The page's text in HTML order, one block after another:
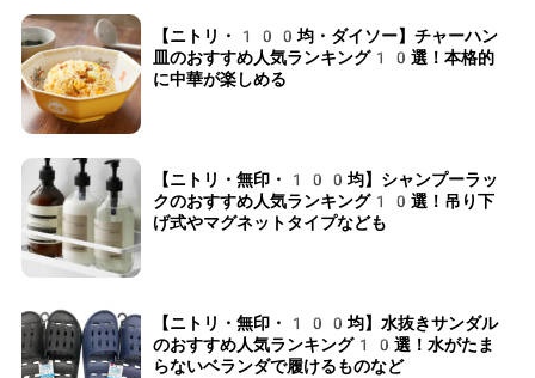
【ニトリ・100均・ダイソー】チャーハン
皿のおすすめ人気ランキング10選！本格的
に中華が楽しめる
【ニトリ・無印・100均】シャンプーラッ
クのおすすめ人気ランキング10選！吊り下
げ式やマグネットタイプなども
【ニトリ・無印・100均】水抜きサンダル
のおすすめ人気ランキング10選！水がたま
らないベランダで履けるものなど